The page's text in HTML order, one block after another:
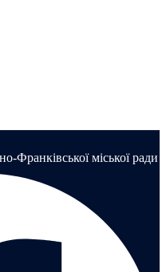
Франківської міської ради